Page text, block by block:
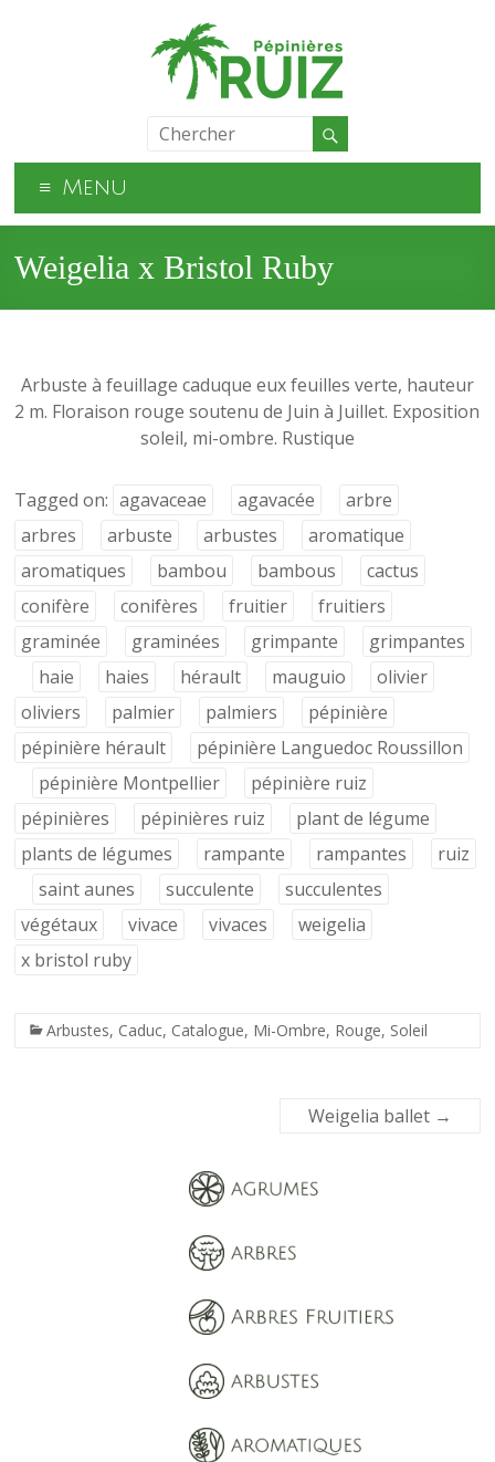
Menu
Weigelia x Bristol Ruby
Arbuste à feuillage caduque eux feuilles verte, hauteur
2 m. Floraison rouge soutenu de Juin à Juillet. Exposition
soleil, mi-ombre. Rustique
Tagged on: agavaceae agavacée
arbre
arbres
arbuste arbustes
aromatique
aromatiques
bambou bambous
cactus
conifère
conifères fruitier
fruitiers
graminée
graminées grimpante
grimpantes
haie
haies hérault mauguio
olivier
oliviers
palmier palmiers
pépinière
pépinière hérault
pépinière Languedoc Roussillon
pépinière Montpellier
pépinière ruiz
pépinières
pépinières ruiz
plant de légume
plants de légumes
rampante rampantes
ruiz
saint aunes
succulente
succulentes
végétaux
vivace vivaces
weigelia
x bristol ruby
Arbustes, Caduc, Catalogue, Mi-Ombre, Rouge, Soleil
Weigelia ballet →